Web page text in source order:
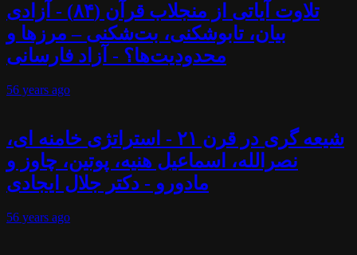
تلاوت آیاتی از منجلاب قرآن (۸۴) - آزادی
بیان، تابوشکنی، بت‌شکنی – مرزها و
محدودیت‌ها؟ - آزاد فارسانی
56 years ago
شیعه گری در قرن ۲۱ - استراتژی خامنه ای،
نصرالله، اسماعیل هنیه، پوتین، چاوز و
مادورو - دکتر جلال ایجادی
56 years ago